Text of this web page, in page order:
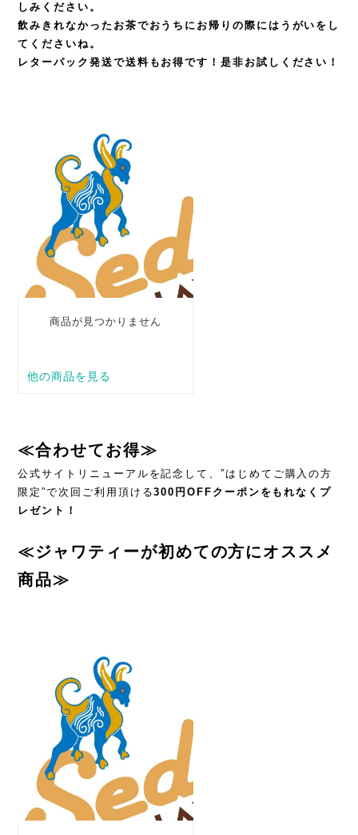
しみください。
飲みきれなかったお茶でおうちにお帰りの際にはうがいをし
てくださいね。
レターパック発送で送料もお得です！是非お試しください！
≪合わせてお得≫
公式サイトリニューアルを記念して、”はじめてご購入の方
限定”で次回ご利用頂ける300円OFFクーポンをもれなくプ
レゼント！
≪ジャワティーが初めての方にオススメ
商品≫